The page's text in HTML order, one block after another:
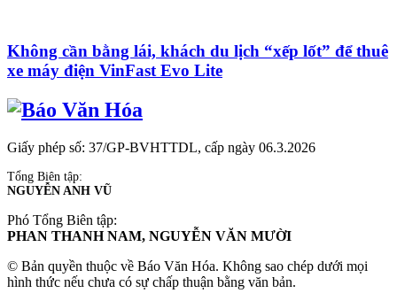
Không cần bằng lái, khách du lịch “xếp lốt” để thuê
xe máy điện VinFast Evo Lite
Giấy phép số: 37/GP-BVHTTDL, cấp ngày 06.3.2026
Tổng Biên tập:
NGUYỄN ANH VŨ
Phó Tổng Biên tập:
PHAN THANH NAM, NGUYỄN VĂN MƯỜI
© Bản quyền thuộc về Báo Văn Hóa. Không sao chép dưới mọi
hình thức nếu chưa có sự chấp thuận bằng văn bản.